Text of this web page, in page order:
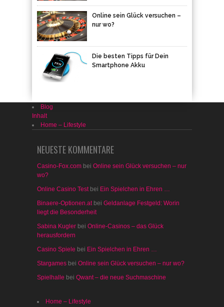
Online sein Glück versuchen –
nur wo?
Die besten Tipps für Dein
Smartphone Akku
Blog
Inhalt
Home – Lifestyle
NEUESTE KOMMENTARE
Casino-Fox.com bei Online sein Glück versuchen – nur
wo?
Online Casino Test bei Ein Spielchen in Ehren …
Binaere-Optionen.at bei Geldanlage Festgeld: Worin
liegt die Besonderheit
Sabina Kugler bei Online-Casinos – das Glück
herausfordern
Casino Spiele bei Ein Spielchen in Ehren …
Stargames bei Online sein Glück versuchen – nur wo?
Spielhalle bei Qwant – die neue Suchmaschine
Home – Lifestyle